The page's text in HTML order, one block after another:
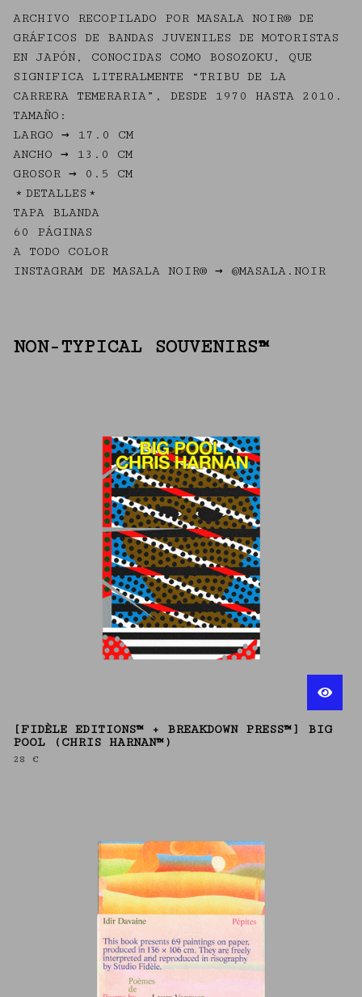
ARCHIVO RECOPILADO POR MASALA NOIR® DE
GRÁFICOS DE BANDAS JUVENILES DE MOTORISTAS
EN JAPÓN, CONOCIDAS COMO BOSOZOKU, QUE
SIGNIFICA LITERALMENTE “TRIBU DE LA
CARRERA TEMERARIA”, DESDE 1970 HASTA 2010.
TAMAÑO:
LARGO → 17.0 CM
ANCHO → 13.0 CM
GROSOR → 0.5 CM
﹡DETALLES﹡
TAPA BLANDA
60 PÁGINAS
A TODO COLOR
INSTAGRAM DE MASALA NOIR® → @MASALA.NOIR
NON-TYPICAL SOUVENIRS™
[FIDÈLE EDITIONS™ + BREAKDOWN PRESS™] BIG
POOL (CHRIS HARNAN™)
28 €